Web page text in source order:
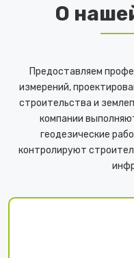
О
Предоставляем
измерений,
строительства и
компании
геодезические
контролируют